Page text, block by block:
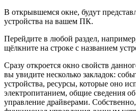
В открывшемся окне, будут
устройства на вашем ПК.
Перейдите в любой раздел,
щёлкните на строке с названием
Сразу откроется окно свойств
вы увидите несколько закладок:
устройства, ресурсы, которые оно
электропитанием, общие сведения
управление драйверами. Собственно,